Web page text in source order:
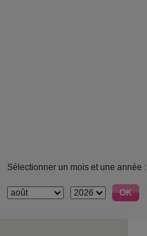
Sélectionner un mois et une année :